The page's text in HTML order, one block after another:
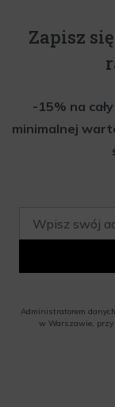
Zapisz
-15% na
minimalnej
Administratorem
w Warszawie, przy
o.o. informacji